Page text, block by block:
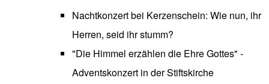
Nachtkonzert bei Kerzenschein: Wie nun, ihr
Herren, seid ihr stumm?
"Die Himmel erzählen die Ehre Gottes" -
Adventskonzert in der Stiftskirche